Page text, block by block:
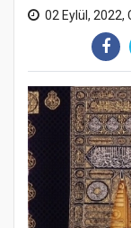
02 Eylül, 2022,